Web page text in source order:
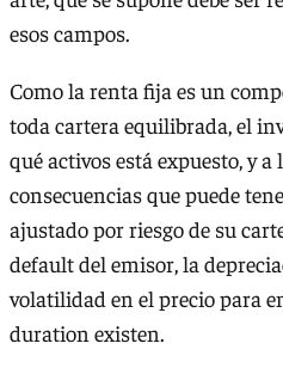
esos campos.
Como la renta fija es un
toda cartera equilibrada, el
qué activos está expuesto, y
consecuencias que puede
ajustado por riesgo de su
default del emisor, la
volatilidad en el precio para
duration existen.